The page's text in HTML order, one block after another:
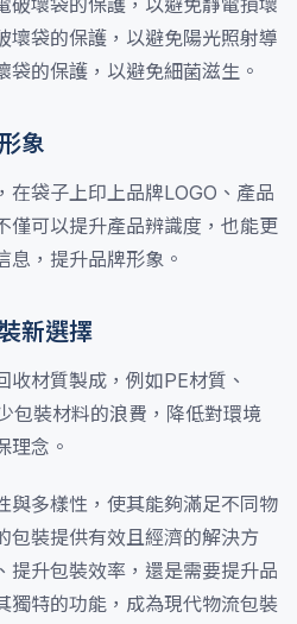
破壞袋的保護，以避免靜電損壞
壞袋的保護，以避免陽光照射導
的保護，以避免細菌滋生。
象
在袋子上印上品牌LOGO、產品
僅可以提升產品辨識度，也能更
息，提升品牌形象。
新選擇
材質製成，例如PE材質、
包裝材料的浪費，降低對環境
理念。
與多樣性，使其能夠滿足不同物
包裝提供有效且經濟的解決方
提升包裝效率，還是需要提升品
獨特的功能，成為現代物流包裝